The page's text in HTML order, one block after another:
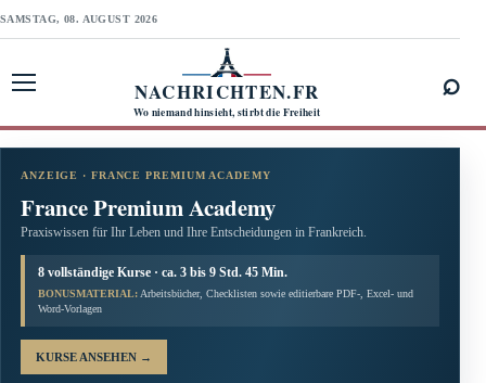
SAMSTAG, 08. AUGUST 2026
NACHRICHTEN.FR
Wo niemand hinsieht, stirbt die Freiheit
⌕
ANZEIGE · FRANCE PREMIUM ACADEMY
France Premium Academy
Praxiswissen für Ihr Leben und Ihre Entscheidungen in Frankreich.
8 vollständige Kurse · ca. 3 bis 9 Std. 45 Min.
BONUSMATERIAL: Arbeitsbücher, Checklisten sowie editierbare PDF-, Excel- und
Word-Vorlagen
KURSE ANSEHEN →